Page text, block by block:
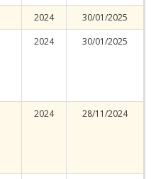
2024
30/01/2025
2024 30/01/2025
2024 28/11/2024